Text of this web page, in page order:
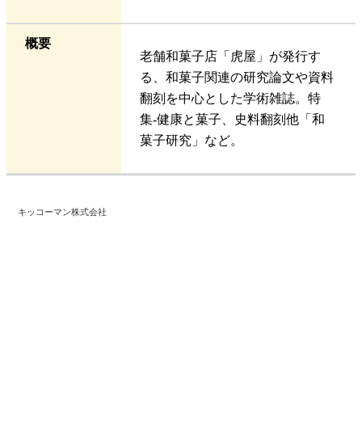
概要
老舗和菓子店「虎屋」が発行す
る、和菓子関連の研究論文や資料
翻刻を中心とした学術雑誌。特
集-健康と菓子、史料翻刻他「和
菓子研究」など。
キッコーマン株式会社